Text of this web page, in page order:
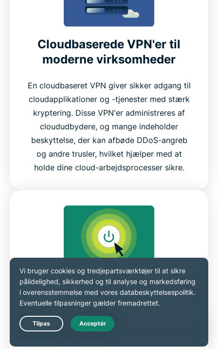
Cloudbaserede VPN'er til
moderne virksomheder
En cloudbaseret VPN giver sikker adgang til
cloudapplikationer og -tjenester med stærk
kryptering. Disse VPN'er administreres af
cloududbydere, og mange indeholder
beskyttelse, der kan afbøde DDoS-angreb
og andre trusler, hvilket hjælper med at
holde dine cloud-arbejdsprocesser sikre.
VPN-gateways til sikre
netværk
For organisationer, der administrerer